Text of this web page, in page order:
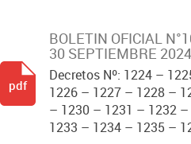
BOLETIN OFICIAL
30 SEPTIEMBRE 2024
Decretos Nº: 1224 –
1226 – 1227 – 1228 –
– 1230 – 1231 – 1232 –
1233 – 1234 – 1235 –
pdf